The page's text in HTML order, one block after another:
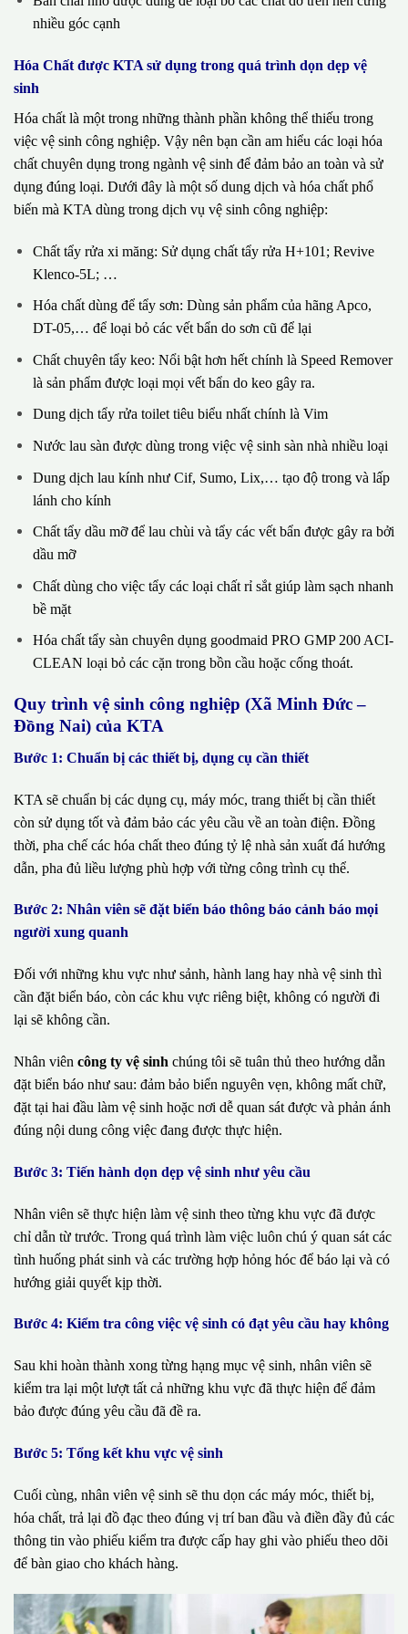
nhiều góc cạnh
Hóa Chất được KTA sử dụng trong quá trình dọn dẹp vệ
sinh
Hóa chất là một trong những thành phần không thể thiếu trong
việc vệ sinh công nghiệp. Vậy nên bạn cần am hiểu các loại hóa
chất chuyên dụng trong ngành vệ sinh để đảm bảo an toàn và sử
dụng đúng loại. Dưới đây là một số dung dịch và hóa chất phổ
biến mà KTA dùng trong dịch vụ vệ sinh công nghiệp:
Chất tẩy rửa xi măng: Sử dụng chất tẩy rửa H+101; Revive
Klenco-5L; …
Hóa chất dùng để tẩy sơn: Dùng sản phẩm của hãng Apco,
DT-05,… để loại bỏ các vết bẩn do sơn cũ để lại
Chất chuyên tẩy keo: Nổi bật hơn hết chính là Speed Remover
là sản phẩm được loại mọi vết bẩn do keo gây ra.
Dung dịch tẩy rửa toilet tiêu biểu nhất chính là Vim
Nước lau sàn được dùng trong việc vệ sinh sàn nhà nhiều loại
Dung dịch lau kính như Cif, Sumo, Lix,… tạo độ trong và lấp
lánh cho kính
Chất tẩy dầu mỡ để lau chùi và tẩy các vết bẩn được gây ra bởi
dầu mỡ
Chất dùng cho việc tẩy các loại chất rỉ sắt giúp làm sạch nhanh
bề mặt
Hóa chất tẩy sàn chuyên dụng goodmaid PRO GMP 200 ACI-
CLEAN loại bỏ các cặn trong bồn cầu hoặc cống thoát.
Quy trình vệ sinh công nghiệp (Xã Minh Đức –
Đồng Nai) của KTA
Bước 1: Chuẩn bị các thiết bị, dụng cụ cần thiết
KTA sẽ chuẩn bị các dụng cụ, máy móc, trang thiết bị cần thiết
còn sử dụng tốt và đảm bảo các yêu cầu về an toàn điện. Đồng
thời, pha chế các hóa chất theo đúng tỷ lệ nhà sản xuất đá hướng
dẫn, pha đủ liều lượng phù hợp với từng công trình cụ thể.
Bước 2: Nhân viên sẽ đặt biển báo thông báo cảnh báo mọi
người xung quanh
Đối với những khu vực như sảnh, hành lang hay nhà vệ sinh thì
cần đặt biển báo, còn các khu vực riêng biệt, không có người đi
lại sẽ không cần.
Nhân viên công ty vệ sinh chúng tôi sẽ tuân thủ theo hướng dẫn
đặt biển báo như sau: đảm bảo biển nguyên vẹn, không mất chữ,
đặt tại hai đầu làm vệ sinh hoặc nơi dễ quan sát được và phản ánh
đúng nội dung công việc đang được thực hiện.
Bước 3: Tiến hành dọn dẹp vệ sinh như yêu cầu
Nhân viên sẽ thực hiện làm vệ sinh theo từng khu vực đã được
chỉ dẫn từ trước. Trong quá trình làm việc luôn chú ý quan sát các
tình huống phát sinh và các trường hợp hỏng hóc để báo lại và có
hướng giải quyết kịp thời.
Bước 4: Kiểm tra công việc vệ sinh có đạt yêu cầu hay không
Sau khi hoàn thành xong từng hạng mục vệ sinh, nhân viên sẽ
kiểm tra lại một lượt tất cả những khu vực đã thực hiện để đảm
bảo được đúng yêu cầu đã đề ra.
Bước 5: Tổng kết khu vực vệ sinh
Cuối cùng, nhân viên vệ sinh sẽ thu dọn các máy móc, thiết bị,
hóa chất, trả lại đồ đạc theo đúng vị trí ban đầu và điền đầy đủ các
thông tin vào phiếu kiểm tra được cấp hay ghi vào phiếu theo dõi
để bàn giao cho khách hàng.